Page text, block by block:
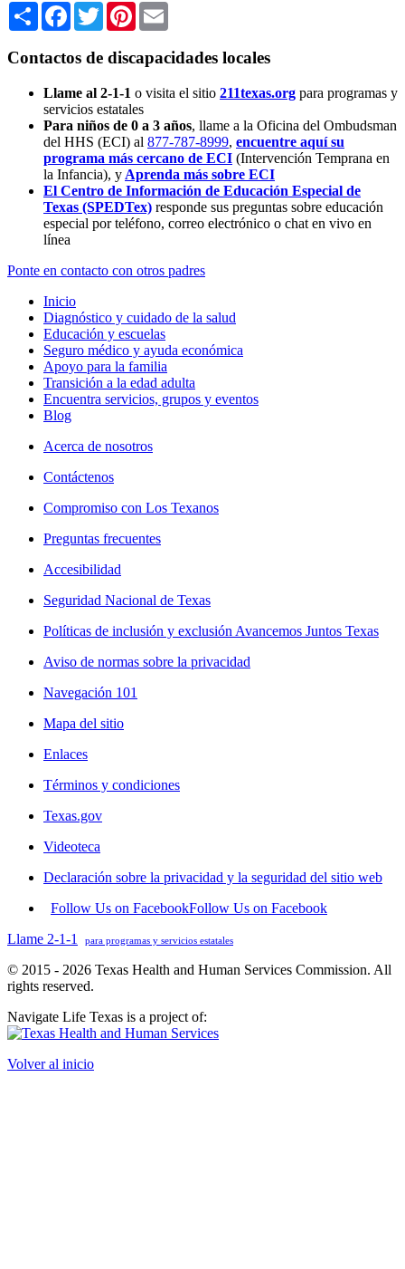
Share Facebook
TwitterPinterest
Contactos de discapacidades locales
Llame al 2-1-1 o visita el sitio 211texas.org para programas y
servicios estatales
Para niños de 0 a 3 años, llame a la Oficina del Ombudsman
del HHS (ECI) al 877-787-8999, encuentre aquí su
programa más cercano de ECI (Intervención Temprana en
la Infancia), y Aprenda más sobre ECI
El Centro de Información de Educación Especial de
Texas (SPEDTex) responde sus preguntas sobre educación
especial por teléfono, correo electrónico o chat en vivo en
línea
Ponte en contacto con otros padres
Inicio
Diagnóstico y cuidado de la salud
Educación y escuelas
Seguro médico y ayuda económica
Apoyo para la familia
Transición a la edad adulta
Encuentra servicios, grupos y eventos
Blog
Acerca de nosotros
Contáctenos
Compromiso con Los Texanos
Preguntas frecuentes
Accesibilidad
Seguridad Nacional de Texas
Políticas de inclusión y exclusión Avancemos Juntos Texas
Aviso de normas sobre la privacidad
Navegación 101
Mapa del sitio
Enlaces
Términos y condiciones
Texas.gov
Videoteca
Declaración sobre la privacidad y la seguridad del sitio web
Follow Us on FacebookFollow Us on Facebook
Llame 2-1-1
para programas y servicios estatales
© 2015 - 2026 Texas Health and Human Services Commission. All
rights reserved.
Navigate Life Texas is a project of:
Volver al inicio